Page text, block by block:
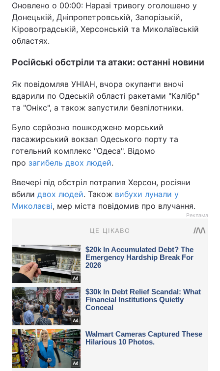
Оновлено о 00:00: Наразі тривогу оголошено у
Донецькій, Дніпропетровській, Запорізькій,
Кіровоградській, Херсонській та Миколаївській
областях.
Російські обстріли та атаки: останні новини
Як повідомляв УНІАН, вчора окупанти вночі
вдарили по Одеській області ракетами "Калібр"
та "Онікс", а також запустили безпілотники.
Було серйозно пошкоджено морський
пасажирський вокзал Одеського порту та
готельний комплекс "Одеса". Відомо
про загибель двох людей.
Ввечері під обстріл потрапив Херсон, росіяни
вбили двох людей. Також вибухи лунали у
Миколаєві, мер міста повідомив про влучання.
Реклама